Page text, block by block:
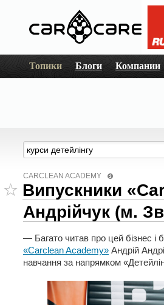
Топики Блоги Компании
CARCLEAN ACADEMY
Випускники
Андрійчук (м.
— Багато читав про цей бізнес і
«Carclean Academy» Андрій
навчання за напрямком